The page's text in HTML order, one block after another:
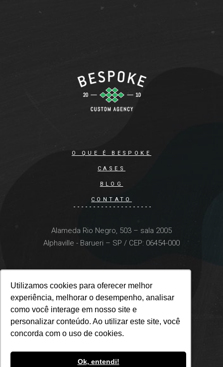
Utilizamos cookies para oferecer melhor
experiência, melhorar o desempenho, analisar
como você interage em nosso site e
personalizar conteúdo. Ao utilizar este site, você
concorda com o uso de cookies.
Ok, entendi!
Utilizamos cookies para oferecer melhor
experiência, melhorar o desempenho, analisar
como você interage em nosso site e
personalizar conteúdo. Ao utilizar este site, você
concorda com o uso de cookies.
Ok, entendi!
O QUE É BESPOKE
CASES
BLOG
CONTATO
Alameda Rio Negro, 503 – sala 2005
Alphaville - Barueri – SP / CEP: 06454-000